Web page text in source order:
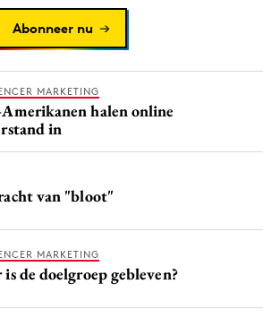
Abonneer nu
MARKETING
halen online
in
van "bloot"
MARKETING
is de doelgroep gebleven?